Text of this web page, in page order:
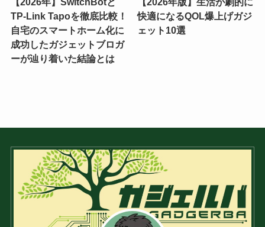
TP-Link Tapoを徹底比較！
自宅のスマートホーム化に
成功したガジェットブロガ
ーが辿り着いた結論とは
快適になるQOL爆上げガジ
ェット10選